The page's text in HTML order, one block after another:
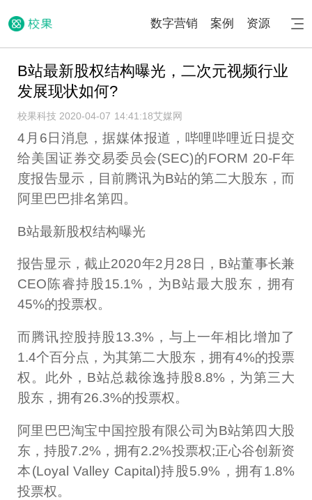
数字营销 案例 资源
B站最新股权结构曝光，二次元视频行业
发展现状如何?
校果科技 2020-04-07 14:41:18艾媒网
4月6日消息，据媒体报道，哔哩哔哩近日提交
给美国证券交易委员会(SEC)的FORM 20-F年
度报告显示，目前腾讯为B站的第二大股东，而
阿里巴巴排名第四。
B站最新股权结构曝光
报告显示，截止2020年2月28日，B站董事长兼
CEO陈睿持股15.1%，为B站最大股东，拥有
45%的投票权。
而腾讯控股持股13.3%，与上一年相比增加了
1.4个百分点，为其第二大股东，拥有4%的投票
权。此外，B站总裁徐逸持股8.8%，为第三大
股东，拥有26.3%的投票权。
阿里巴巴淘宝中国控股有限公司为B站第四大股
东，持股7.2%，拥有2.2%投票权;正心谷创新资
本(Loyal Valley Capital)持股5.9%，拥有1.8%
投票权。